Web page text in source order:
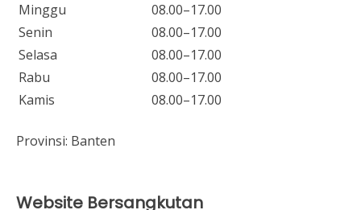
Minggu
08.00–17.00
Senin
08.00–17.00
Selasa
08.00–17.00
Rabu
08.00–17.00
Kamis
08.00–17.00
Provinsi: Banten
Website Bersangkutan